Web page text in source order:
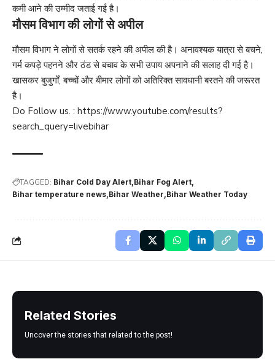
कमी आने की उम्मीद जताई गई है।
मौसम विभाग की लोगों से अपील
मौसम विभाग ने लोगों से सतर्क रहने की अपील की है। अनावश्यक यात्रा से बचने,
गर्म कपड़े पहनने और ठंड से बचाव के सभी उपाय अपनाने की सलाह दी गई है।
खासकर बुजुर्गों, बच्चों और बीमार लोगों को अतिरिक्त सावधानी बरतने की जरूरत
है।
Do Follow us. : https://www.youtube.com/results?
search_query=livebihar
TAGGED: Bihar Cold Day Alert Bihar Fog Alert
Bihar temperature news Bihar Weather Bihar Weather Today
Related Stories
Uncover the stories that related to the post!